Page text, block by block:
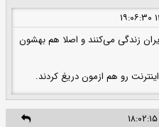
زندگی می‌کنند و اصلا هم بهشون
رو هم ازمون دریغ کردند.